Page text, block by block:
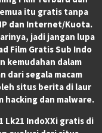
itu gratis tanpa
dan Internet/Kuota.
jadi jangan lupa
Film Gratis Sub Indo
kemudahan dalam
dari segala macam
situs berita di laur
hacking dan malware.
Lk21 IndoXXigratis di